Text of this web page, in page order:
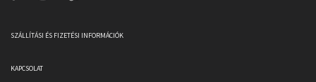
SZÁLLÍTÁSI ÉS FIZETÉSI INFORMÁCIÓK
KAPCSOLAT